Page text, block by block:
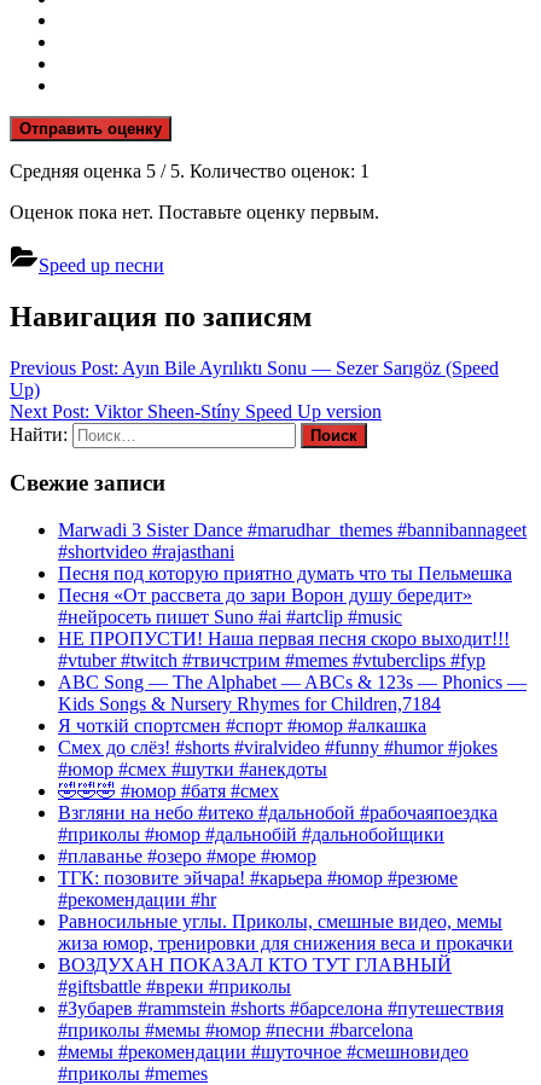
Отправить оценку
Средняя оценка 5 / 5. Количество оценок: 1
Оценок пока нет. Поставьте оценку первым.
Speed up песни
Навигация по записям
Previous Post: Ayın Bile Ayrılıktı Sonu — Sezer Sarıgöz (Speed
Up)
Next Post: Viktor Sheen-Stíny Speed Up version
Найти:
Свежие записи
Marwadi 3 Sister Dance #marudhar_themes #bannibannageet
#shortvideo #rajasthani
Песня под которую приятно думать что ты Пельмешка
Песня «От рассвета до зари Ворон душу бередит»
#нейросеть пишет Suno #ai #artclip #music
НЕ ПРОПУСТИ! Наша первая песня скоро выходит!!!
#vtuber #twitch #твичстрим #memes #vtuberclips #fyp
ABC Song — The Alphabet — ABCs & 123s — Phonics —
Kids Songs & Nursery Rhymes for Children,7184
Я чоткій спортсмен #спорт #юмор #алкашка
Смех до слёз! #shorts #viralvideo #funny #humor #jokes
#юмор #смех #шутки #анекдоты
🤣🤣🤣 #юмор #батя #смех
Взгляни на небо #итеко #дальнобой #рабочаяпоездка
#приколы #юмор #дальнобій #дальнобойщики
#плаванье #озеро #море #юмор
ТГК: позовите эйчара! #карьера #юмор #резюме
#рекомендации #hr
Равносильные углы. Приколы, смешные видео, мемы
жиза юмор, тренировки для снижения веса и прокачки
ВОЗДУХАН ПОКАЗАЛ КТО ТУТ ГЛАВНЫЙ
#giftsbattle #вреки #приколы
#Зубарев #rammstein #shorts #барселона #путешествия
#приколы #мемы #юмор #песни #barcelona
#мемы #рекомендации #шуточное #смешновидео
#приколы #memes